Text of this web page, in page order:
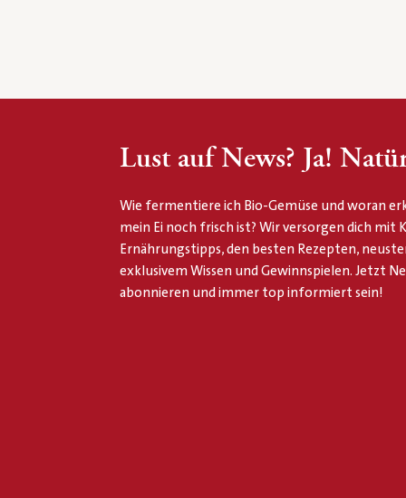
Lust auf News? Ja!
Wie fermentiere ich Bio-Gemüse und woran
mein Ei noch frisch ist? Wir versorgen dich mit
Ernährungstipps, den besten Rezepten,
exklusivem Wissen und Gewinnspielen. Jetzt
abonnieren und immer top informiert sein!